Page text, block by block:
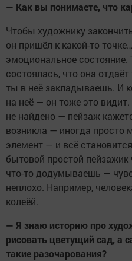
— Как вы понимаете, что
Чтобы художнику
он пришёл к какой-то
эмоциональное состояние.
состоялась, что она
ты в неё закладываешь. И
на неё — он тоже это
не найдено — пейзаж
возникла — иногда просто
элемент — и всё
бытовой простой
что-то додумываешь —
неплохо. Например,
колеёй.
— Я знаю историю про
рисовать цветущий сад, а
такие разочарования?